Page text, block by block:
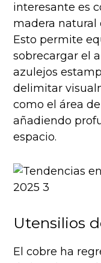
interesante es
madera natural
Esto permite
sobrecargar el
azulejos
delimitar
como el área
añadiendo
espacio.
Utensilios
El cobre ha